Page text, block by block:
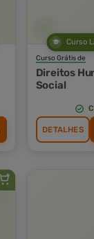
Curso
Curso Grátis de
Direitos
Social
DETALHES